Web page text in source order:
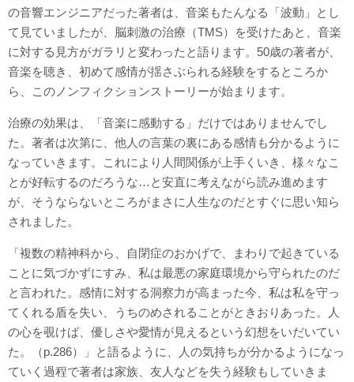
の音響エンジニアだった著者は、音楽もたんなる「波動」とし
て見ていましたが、脳刺激の治療（TMS）を受けたあと、音楽
に対する見方がガラリと変わったと語ります。50歳の著者が、
音楽を聴き、初めて感情が揺さぶられる経験をするところか
ら、このノンフィクションストーリーが始まります。
治療の効果は、「音楽に感動する」だけではありませんでし
た。著者は次第に、他人の言葉の裏にある感情も分かるように
なっていきます。これにより人間関係が上手くいき、様々なこ
とが好転するのだろうな…と安直に考えながら読み進めます
が、そうならないところがまさに人生なのだとすぐに思い知ら
されました。
「複数の精神科から、自閉症のおかげで、まわりで起きている
ことに気づかずにすみ、私は最悪の家庭環境から守られたのだ
と言われた。感情に対する洞察力が高まった今、私は私を守っ
てくれる盾を失い、うちのめされることがときおりあった。人
の心を覗けば、優しさや愛情が見えるという幻想をいだいてい
た。（p.286）」と語るように、人の気持ちが分かるようになっ
ていく過程で著者は家族、友人などを失う経験もしていきま